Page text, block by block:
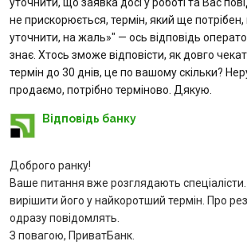
Депозити юр. осіб
Кредити для бізнеса
Кредити
Картки
Відділення і банкомати
Інтернет-банкінг
не прискорюється, термін, який ще
уточнити, на жаль»" — ось відповідь
знає. Хтось зможе відповісти, як довго
термін до 30 днів, це по вашому скільки?
продаємо, потрібно терміново. Дякую.
Відповідь банку
Доброго ранку!
Ваше питання вже розглядають
вирішити його у найкоротший термін. Про
одразу повідомлять.
З повагою, ПриватБанк.